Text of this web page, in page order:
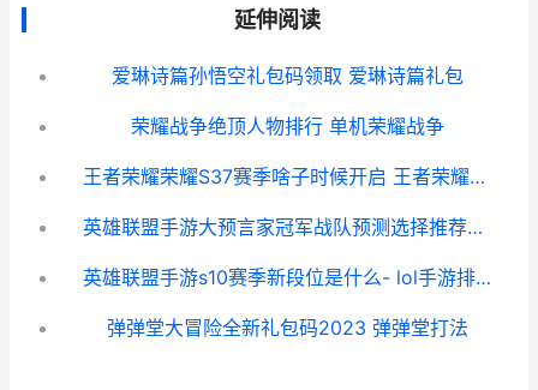
延伸阅读
爱琳诗篇孙悟空礼包码领取 爱琳诗篇礼包
荣耀战争绝顶人物排行 单机荣耀战争
王者荣耀荣耀S37赛季啥子时候开启 王者荣耀荣耀战区怎么修改别的地区
英雄联盟手游大预言家冠军战队预测选择推荐攻略
英雄联盟手游s10赛季新段位是什么- lol手游排位新段位介绍-
弹弹堂大冒险全新礼包码2023 弹弹堂打法